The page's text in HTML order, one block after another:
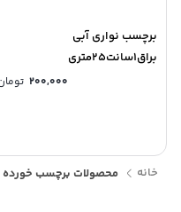
برچسب نواری آبی
براق1سانت25متری
200,000
خانه محصولات برچسب خورده